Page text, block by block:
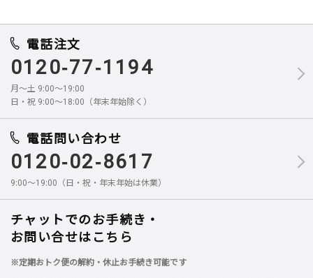
電話注文
0120-77-1194
月～土 9:00～19:00
日・祝 9:00～18:00（年末年始除く）
電話問い合わせ
0120-02-8617
9:00～19:00（日・祝・年末年始は休業）
チャットでのお手続き・
お問い合せはこちら
※定期おトク便の解約・休止お手続き可能です